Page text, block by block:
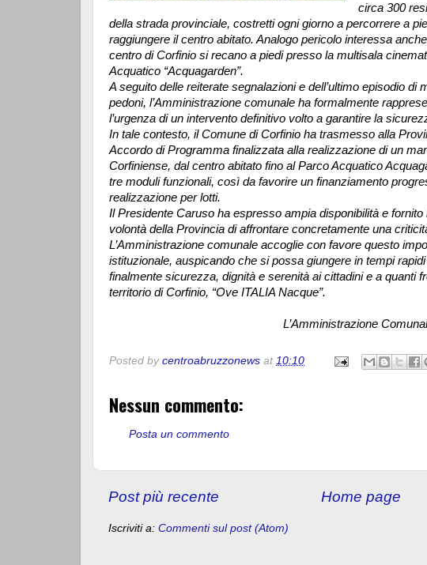
circa 300
della strada provinciale, costretti ogni giorno a percorrere a
raggiungere il centro abitato. Analogo pericolo interessa
centro di Corfinio si recano a piedi presso la multisala
Acquatico “Acquagarden”.
A seguito delle reiterate segnalazioni e dell’ultimo episodio di
pedoni, l’Amministrazione comunale ha formalmente
l’urgenza di un intervento definitivo volto a garantire la
In tale contesto, il Comune di Corfinio ha trasmesso alla
Accordo di Programma finalizzata alla realizzazione di un
Corfiniense, dal centro abitato fino al Parco Acquatico
tre moduli funzionali, così da favorire un finanziamento
realizzazione per lotti.
Il Presidente Caruso ha espresso ampia disponibilità e
volontà della Provincia di affrontare concretamente una
L’Amministrazione comunale accoglie con favore questo
istituzionale, auspicando che si possa giungere in tempi
finalmente sicurezza, dignità e serenità ai cittadini e a quanti
territorio di Corfinio, “Ove ITALIA Nacque”.
L’Amministrazione
Posted by centroabruzzonews at 10:10
Nessun commento:
Posta un commento
Post più recente Home page
Iscriviti a: Commenti sul post (Atom)